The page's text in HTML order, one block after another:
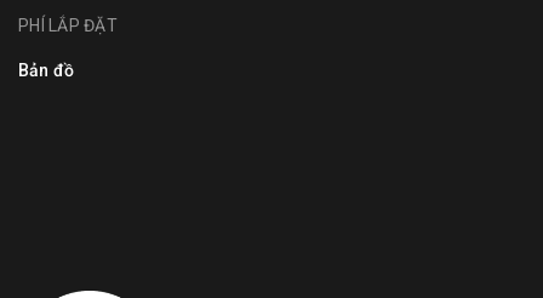
PHÍ LẮP ĐẶT
Bản đồ